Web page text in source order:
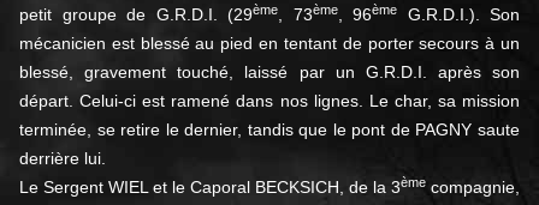
petit groupe de G.R.D.I. (29ème , 73ème, 96ème
G.R.D.I.). Son
mécanicien est blessé au pied en tentant de porter secours à un
blessé, gravement touché, laissé par un G.R.D.I. après son
départ. Celui-ci est ramené dans nos lignes. Le char, sa mission
terminée, se retire le dernier, tandis que le pont de PAGNY saute
derrière lui.
Le Sergent WIEL et le Caporal BECKSICH, de la 3ème compagnie,